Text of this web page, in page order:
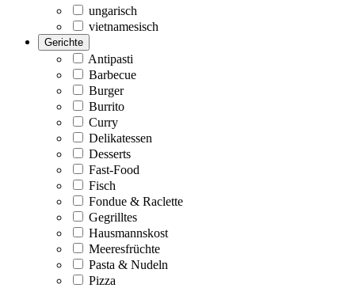
ungarisch
vietnamesisch
Gerichte
Antipasti
Barbecue
Burger
Burrito
Curry
Delikatessen
Desserts
Fast-Food
Fisch
Fondue & Raclette
Gegrilltes
Hausmannskost
Meeresfrüchte
Pasta & Nudeln
Pizza